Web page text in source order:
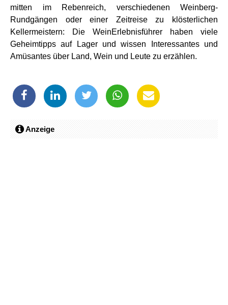
mitten im Rebenreich, verschiedenen Weinberg-
Rundgängen oder einer Zeitreise zu klösterlichen
Kellermeistern: Die WeinErlebnisführer haben viele
Geheimtipps auf Lager und wissen Interessantes und
Amüsantes über Land, Wein und Leute zu erzählen.
Anzeige